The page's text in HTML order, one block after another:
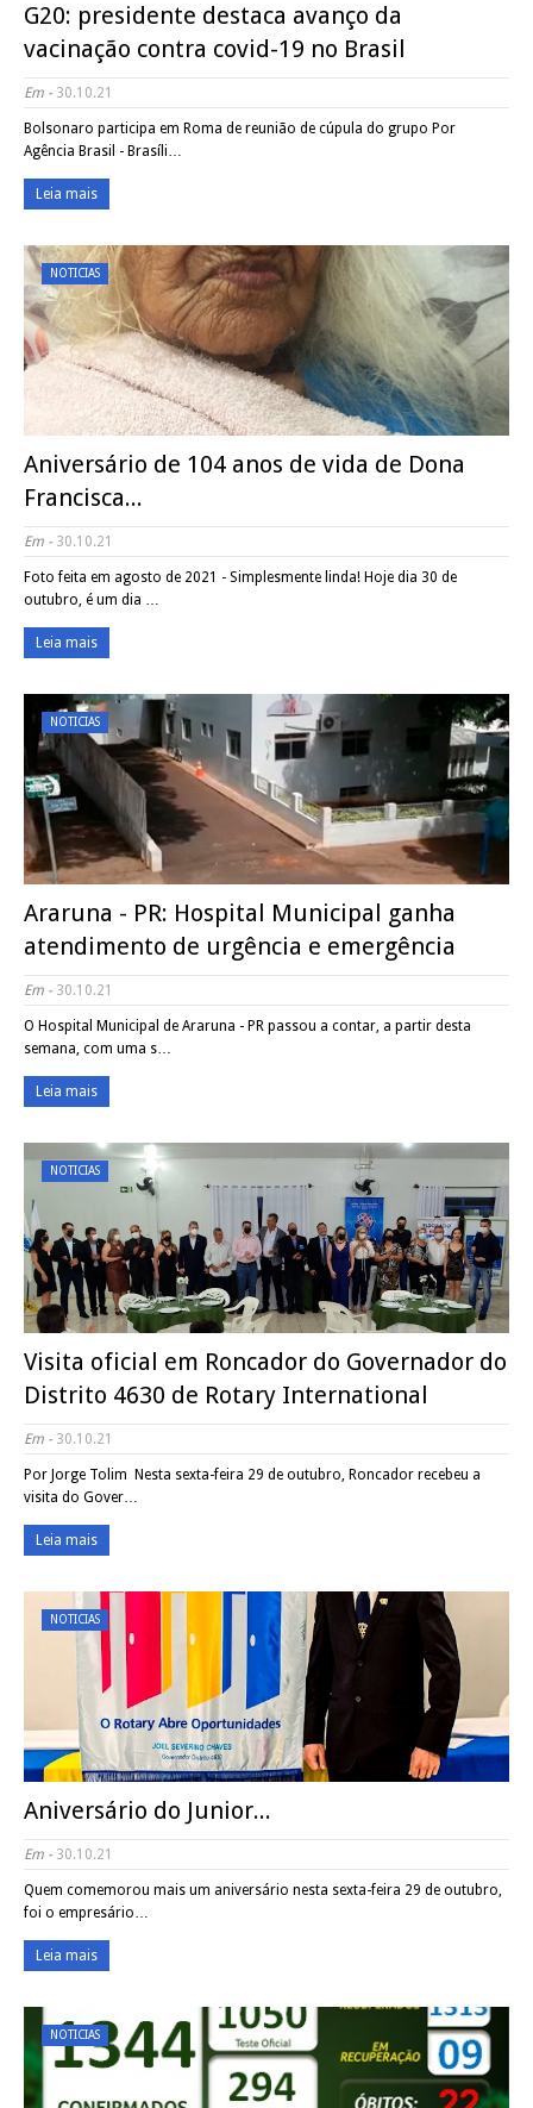
G20: presidente destaca avanço da
vacinação contra covid-19 no Brasil
Em - 30.10.21
Bolsonaro participa em Roma de reunião de cúpula do grupo Por
Agência Brasil - Brasíli…
Leia mais
NOTICIAS
Aniversário de 104 anos de vida de Dona
Francisca...
Em - 30.10.21
Foto feita em agosto de 2021 - Simplesmente linda! Hoje dia 30 de
outubro, é um dia …
Leia mais
NOTICIAS
Araruna - PR: Hospital Municipal ganha
atendimento de urgência e emergência
Em - 30.10.21
O Hospital Municipal de Araruna - PR passou a contar, a partir desta
semana, com uma s…
Leia mais
NOTICIAS
Visita oficial em Roncador do Governador do
Distrito 4630 de Rotary International
Em - 30.10.21
Por Jorge Tolim Nesta sexta-feira 29 de outubro, Roncador recebeu a
visita do Gover…
Leia mais
NOTICIAS
Aniversário do Junior...
Em - 30.10.21
Quem comemorou mais um aniversário nesta sexta-feira 29 de outubro,
foi o empresário…
Leia mais
NOTICIAS